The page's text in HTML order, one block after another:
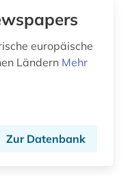
europäische
Ländern Mehr
Zur Datenbank